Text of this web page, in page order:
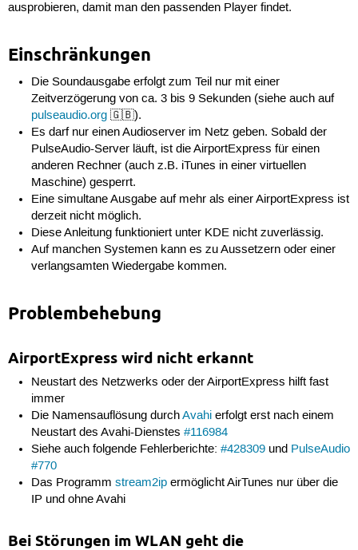
ausprobieren, damit man den passenden Player findet.
Einschränkungen
Die Soundausgabe erfolgt zum Teil nur mit einer
Zeitverzögerung von ca. 3 bis 9 Sekunden (siehe auch auf
pulseaudio.org 🇬🇧).
Es darf nur einen Audioserver im Netz geben. Sobald der
PulseAudio-Server läuft, ist die AirportExpress für einen
anderen Rechner (auch z.B. iTunes in einer virtuellen
Maschine) gesperrt.
Eine simultane Ausgabe auf mehr als einer AirportExpress ist
derzeit nicht möglich.
Diese Anleitung funktioniert unter KDE nicht zuverlässig.
Auf manchen Systemen kann es zu Aussetzern oder einer
verlangsamten Wiedergabe kommen.
Problembehebung
AirportExpress wird nicht erkannt
Neustart des Netzwerks oder der AirportExpress hilft fast
immer
Die Namensauflösung durchAvahi erfolgt erst nach einem
Neustart des Avahi-Dienstes#116984
Siehe auch folgende Fehlerberichte:#428309 und PulseAudio
#770
Das Programmstream2ip ermöglicht AirTunes nur über die
IP und ohne Avahi
Bei Störungen im WLAN geht die